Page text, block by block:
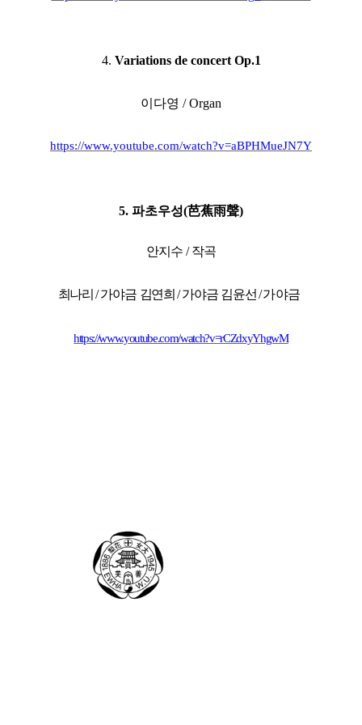
4. Variations de concert Op.1
이다영 / Organ
https://www.youtube.com/watch?v=aBPHMueJN7Y
5. 파초우성(芭蕉雨聲)
안지수 /작곡
최나리/가야금 김연희/가야금 김윤선/가야금
https://www.youtube.com/watch?v=rCZdxyYhgwM